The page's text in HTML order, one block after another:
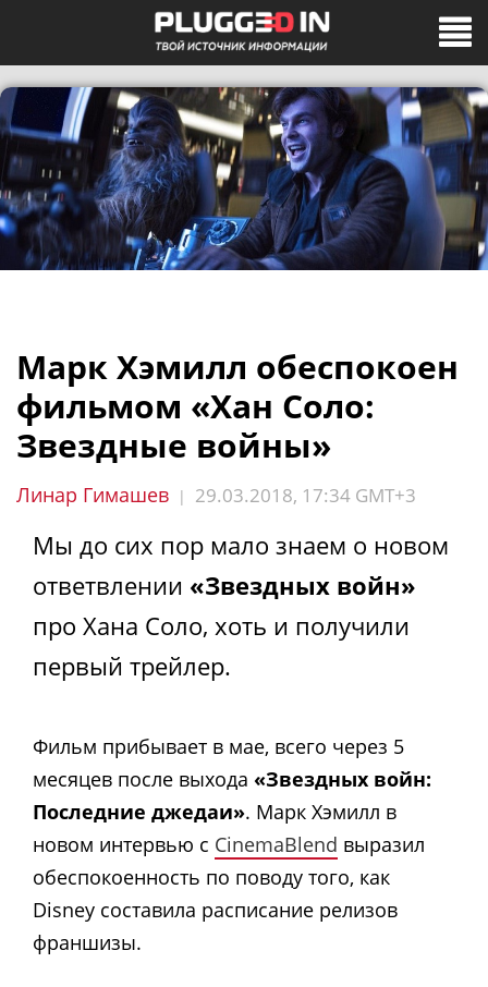
Марк Хэмилл обеспокоен
фильмом «Хан Соло:
Звездные войны»
Линар Гимашев | 29.03.2018, 17:34 GMT+3
Мы до сих пор мало знаем о новом
ответвлении «Звездных войн»
про Хана Соло, хоть и получили
первый трейлер.
Фильм прибывает в мае, всего через 5
месяцев после выхода «Звездных войн:
Последние джедаи». Марк Хэмилл в
новом интервью с CinemaBlend выразил
обеспокоенность по поводу того, как
Disney составила расписание релизов
франшизы.